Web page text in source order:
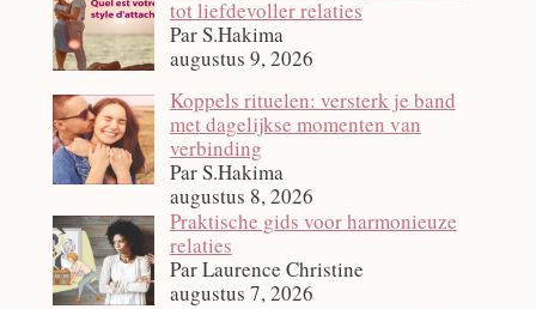
tot liefdevoller relaties
Par S.Hakima
augustus 9, 2026
Koppels rituelen: versterk je band
met dagelijkse momenten van
verbinding
Par S.Hakima
augustus 8, 2026
Praktische gids voor harmonieuze
relaties
Par Laurence Christine
augustus 7, 2026